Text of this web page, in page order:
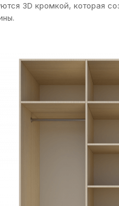
3D кромкой, которая